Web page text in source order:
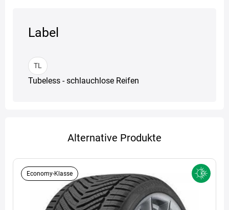
Label
TL
Tubeless - schlauchlose Reifen
Alternative Produkte
Economy-Klasse